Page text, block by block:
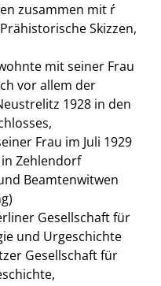
zusammen mit ŕ
Skizzen,
mit seiner Frau
vor allem der
1928 in den
Frau im Juli 1929
Zehlendorf
Beamtenwitwen
Gesellschaft für
und Urgeschichte
Gesellschaft für